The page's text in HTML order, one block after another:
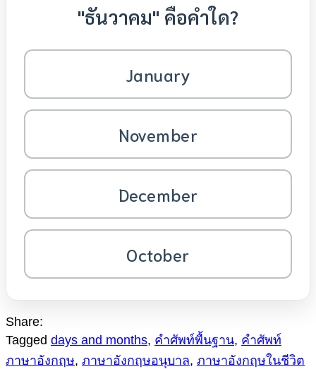
"ธันวาคม" คือคำใด?
January
November
December
October
Share:
Tagged days and months, คำศัพท์พื้นฐาน, คำศัพท์
ภาษาอังกฤษ, ภาษาอังกฤษอนุบาล, ภาษาอังกฤษในชีวิต